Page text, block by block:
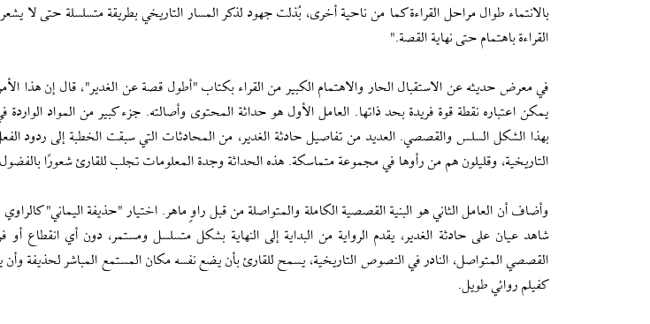
بالانتماء طوال مراحل القراءة كما من ناحية أخرى، بُذلت جهود لذكر المسار التاريخي بطريقة متسلسلة حتى لا
القراءة باهتمام حتى نهاية القصة."
في معرض حديثه عن الاستقبال الحار والاهتمام الكبير من القراء بكتاب "أطول قصة عن الغدير"، قال إن هذا
يمكن اعتباره نقطة قوة فريدة بحد ذاتها. العامل الأول هو حداثة المحتوى وأصالته. جزء كبير من المواد
بهذا الشكل السلس والقصصي. العديد من تفاصيل حادثة الغدير، من المحادثات التي سبقت الخطبة إلى ردود الفعل
التاريخية، وقليلون هم من رأوها في مجموعة متماسكة. هذه الحداثة وجدة المعلومات تجلب للقارئ شعورًا
وأضاف أن العامل الثاني هو البنية القصصية الكاملة والمتواصلة من قبل راوٍ ماهر. اختيار "حذيفة اليماني"
شاهد عيان على حادثة الغدير، يقدم الرواية من البداية إلى النهاية بشكل متسلسل ومستمر، دون أي انقطاع
القصصي المتواصل، النادر في النصوص التاريخية، يسمح للقارئ بأن يضع نفسه مكان المستمع المباشر لحذيفة
كفيلم روائي طويل.